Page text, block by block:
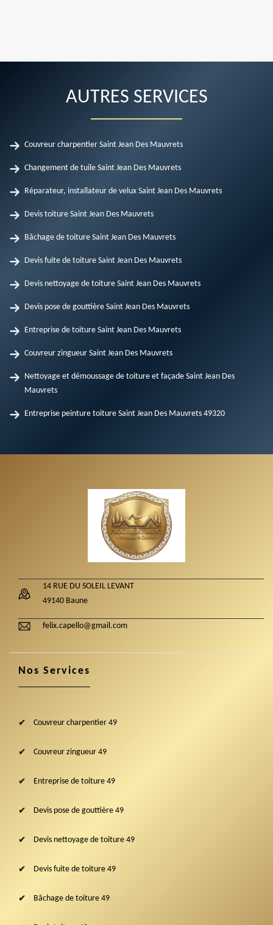
AUTRES SERVICES
Couvreur charpentier Saint Jean Des Mauvrets
Changement de tuile Saint Jean Des Mauvrets
Réparateur, installateur de velux Saint Jean Des Mauvrets
Devis toiture Saint Jean Des Mauvrets
Bâchage de toiture Saint Jean Des Mauvrets
Devis fuite de toiture Saint Jean Des Mauvrets
Devis nettoyage de toiture Saint Jean Des Mauvrets
Devis pose de gouttière Saint Jean Des Mauvrets
Entreprise de toiture Saint Jean Des Mauvrets
Couvreur zingueur Saint Jean Des Mauvrets
Nettoyage et démoussage de toiture et façade Saint Jean Des
Mauvrets
Entreprise peinture toiture Saint Jean Des Mauvrets 49320
14 RUE DU SOLEIL LEVANT
49140 Baune
felix.capello@gmail.com
Nos Services
Couvreur charpentier 49
Couvreur zingueur 49
Entreprise de toiture 49
Devis pose de gouttière 49
Devis nettoyage de toiture 49
Devis fuite de toiture 49
Bâchage de toiture 49